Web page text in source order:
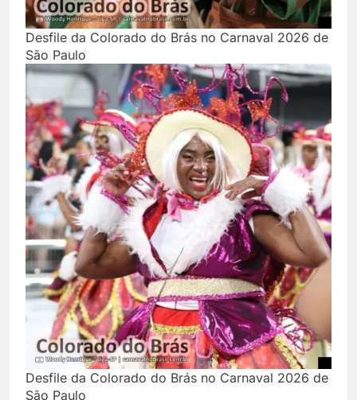
Desfile da Colorado do Brás no Carnaval 2026 de
São Paulo
Desfile da Colorado do Brás no Carnaval 2026 de
São Paulo